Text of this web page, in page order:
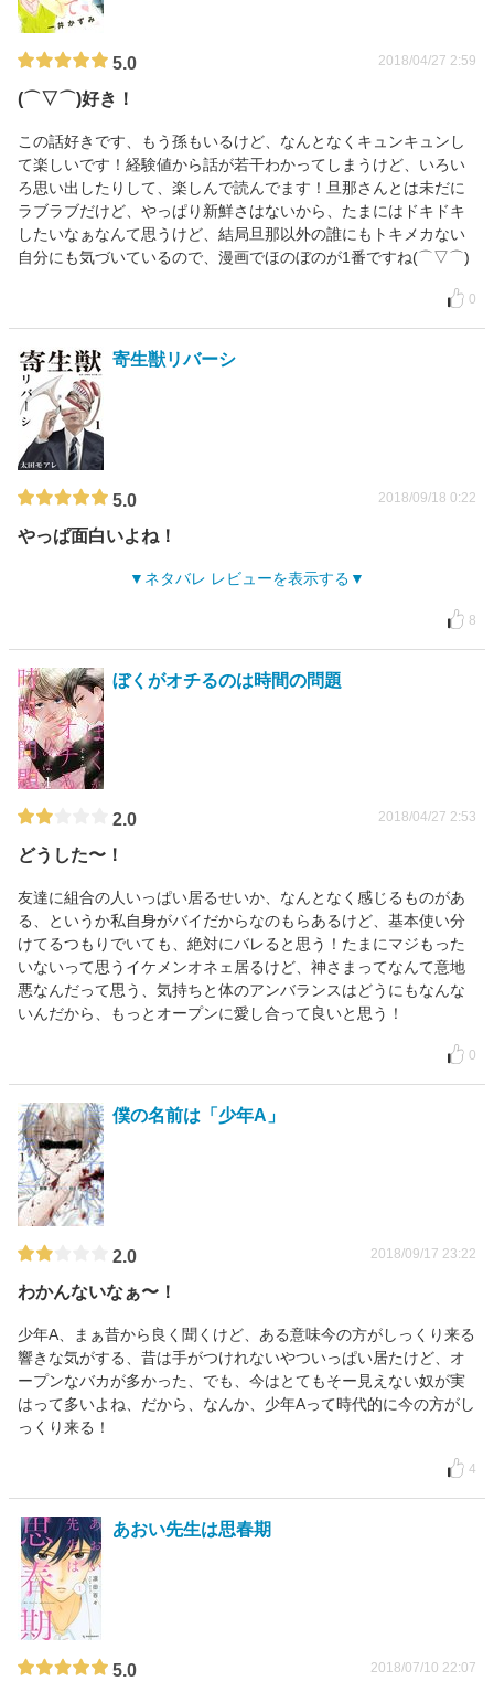
5.0 2018/04/27 2:59
(⌒▽⌒)好き！
この話好きです、もう孫もいるけど、なんとなくキュンキュンし
て楽しいです！経験値から話が若干わかってしまうけど、いろい
ろ思い出したりして、楽しんで読んでます！旦那さんとは未だに
ラブラブだけど、やっぱり新鮮さはないから、たまにはドキドキ
したいなぁなんて思うけど、結局旦那以外の誰にもトキメカない
自分にも気づいているので、漫画でほのぼのが1番ですね(⌒▽⌒)
0
寄生獣リバーシ
5.0 2018/09/18 0:22
やっぱ面白いよね！
ネタバレ レビューを表示する
8
ぼくがオチるのは時間の問題
2.0 2018/04/27 2:53
どうした〜！
友達に組合の人いっぱい居るせいか、なんとなく感じるものがあ
る、というか私自身がバイだからなのもらあるけど、基本使い分
けてるつもりでいても、絶対にバレると思う！たまにマジもった
いないって思うイケメンオネェ居るけど、神さまってなんて意地
悪なんだって思う、気持ちと体のアンバランスはどうにもなんな
いんだから、もっとオープンに愛し合って良いと思う！
0
僕の名前は「少年A」
2.0 2018/09/17 23:22
わかんないなぁ〜！
少年A、まぁ昔から良く聞くけど、ある意味今の方がしっくり来る
響きな気がする、昔は手がつけれないやついっぱい居たけど、オ
ープンなバカが多かった、でも、今はとてもそー見えない奴が実
はって多いよね、だから、なんか、少年Aって時代的に今の方がし
っくり来る！
4
あおい先生は思春期
5.0 2018/07/10 22:07